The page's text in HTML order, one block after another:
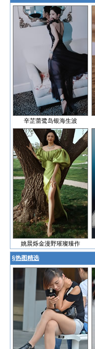
辛芷蕾鹭岛银海生波
姚晨烁金漫野璀璨臻作
§热图精选